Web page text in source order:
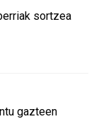
sortzea
gazteen